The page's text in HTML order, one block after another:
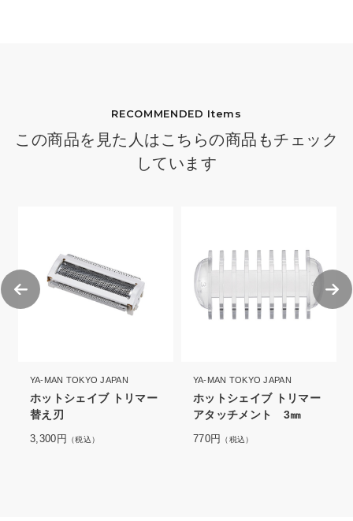
RECOMMENDED Items
この商品を見た人はこちらの商品もチェック
しています
YA-MAN TOKYO JAPAN
ホットシェイブ トリマー
替え刃
3,300円 （税込）
YA-MAN TOKYO JAPAN
ホットシェイブ トリマー
アタッチメント 3㎜
770円 （税込）